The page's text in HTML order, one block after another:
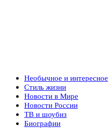
Необычное и интересное
Стиль жизни
Новости в Мире
Новости России
ТВ и шоубиз
Биографии